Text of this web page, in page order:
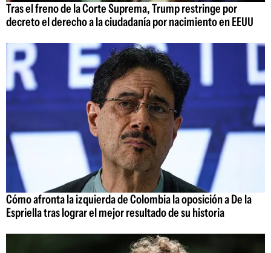
Tras el freno de la Corte Suprema, Trump restringe por
decreto el derecho a la ciudadanía por nacimiento en EEUU
Cómo afronta la izquierda de Colombia la oposición a De la
Espriella tras lograr el mejor resultado de su historia